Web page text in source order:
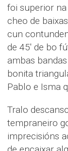
foi superior
cheo de
cun
de 45' de bo
ambas
bonita
Pablo e Isma
Tralo
tempraneiro
imprecisións